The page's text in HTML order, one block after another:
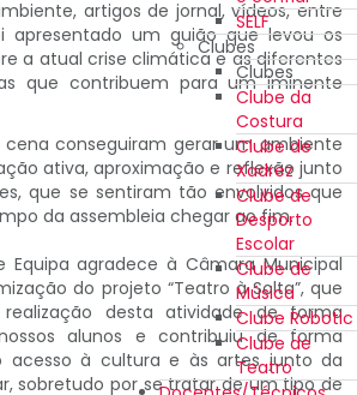
SELF
Clubes
Clubes
Clube da
Costura
Clube de
Xadrez
Clube de
Desporto
Escolar
Clube de
Música
Clube Robotic
Clube de
Teatro
artigos de jornal, vídeos, entre
apresentado um guião que levou os
a atual crise climática e as diferentes
que contribuem para um iminente
cena conseguiram gerar um ambiente
ativa, aproximação e reflexão junto
que se sentiram tão envolvidos que
da assembleia chegar ao fim.
Equipa agradece à Câmara Municipal
do projeto “Teatro à Solta”, que
desta atividade de forma
alunos e contribuiu de forma
acesso à cultura e às artes junto da
sobretudo por se tratar de um tipo de